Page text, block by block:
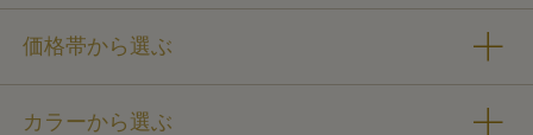
価格帯から選ぶ
カラーから選ぶ